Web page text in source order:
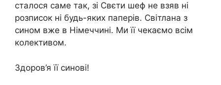
сталося саме так, зі Свєти шеф не взяв ні
розписок ні будь-яких паперів. Світлана з
сином вже в Німеччині. Ми її чекаємо всім
колективом.
Здоров’я її синові!